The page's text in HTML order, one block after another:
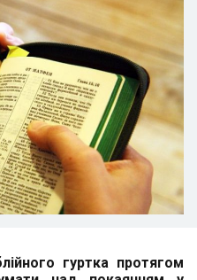
гуртка протягом